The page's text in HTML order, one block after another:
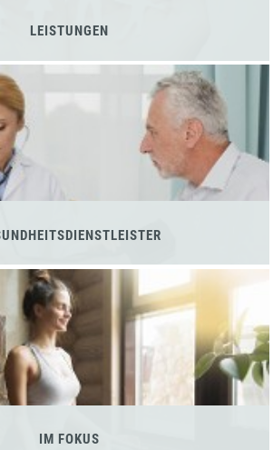
LEISTUNGEN
IM FOKUS